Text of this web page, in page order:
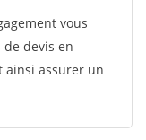
vous
devis en
ainsi assurer un